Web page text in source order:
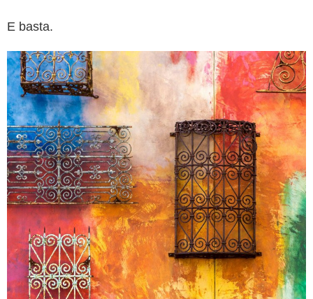
E basta.